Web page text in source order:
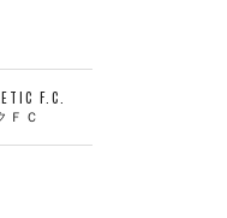
F.C.
ＦＣ